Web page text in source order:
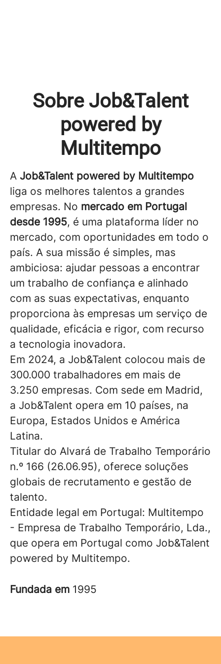
Sobre Job&Talent
powered by
Multitempo
A Job&Talent powered by Multitempo
liga os melhores talentos a grandes
empresas. No mercado em Portugal
desde 1995, é uma plataforma líder no
mercado, com oportunidades em todo o
país. A sua missão é simples, mas
ambiciosa: ajudar pessoas a encontrar
um trabalho de confiança e alinhado
com as suas expectativas, enquanto
proporciona às empresas um serviço de
qualidade, eficácia e rigor, com recurso
a tecnologia inovadora.
Em 2024, a Job&Talent colocou mais de
300.000 trabalhadores em mais de
3.250 empresas. Com sede em Madrid,
a Job&Talent opera em 10 países, na
Europa, Estados Unidos e América
Latina.
Titular do Alvará de Trabalho Temporário
n.º 166 (26.06.95), oferece soluções
globais de recrutamento e gestão de
talento.
Entidade legal em Portugal: Multitempo
- Empresa de Trabalho Temporário, Lda.,
que opera em Portugal como Job&Talent
powered by Multitempo.
Fundada em 1995